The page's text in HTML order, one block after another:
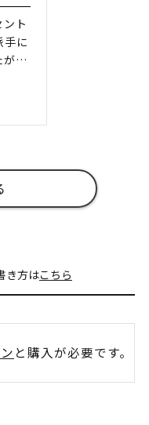
ト
手に
が…
き方はこちら
と購入が必要です。